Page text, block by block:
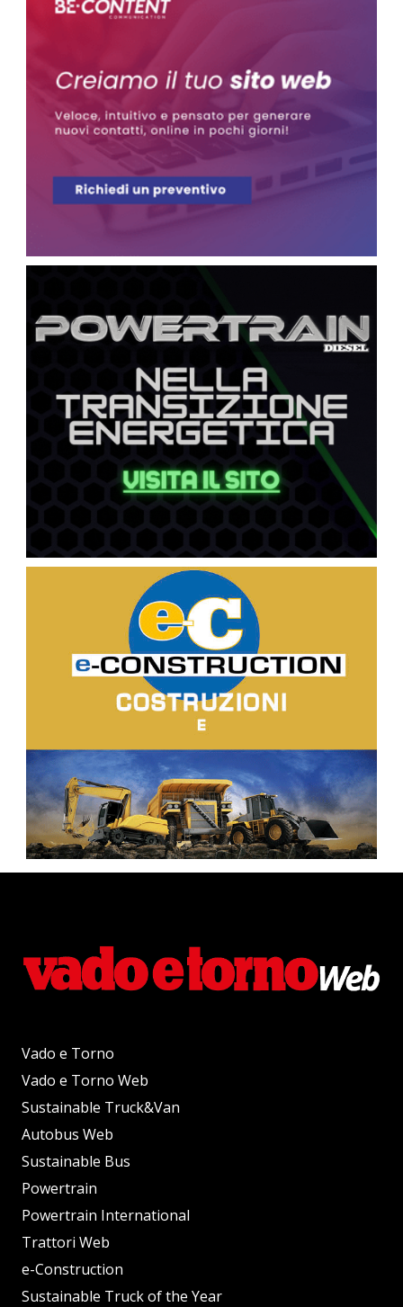
Vado e Torno
Vado e Torno Web
Sustainable Truck&Van
Autobus Web
Sustainable Bus
Powertrain
Powertrain International
Trattori Web
e-Construction
Sustainable Truck of the Year